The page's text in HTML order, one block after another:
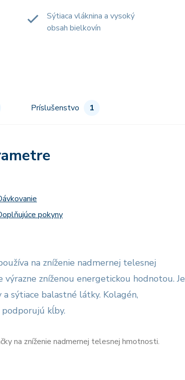
Sýtiaca vláknina a vysoký
obsah bielkovín
Príslušenstvo 1
pokyny
na zníženie nadmernej telesnej
zníženou energetickou hodnotou. Je
sýtiace balastné látky. Kolagén,
kĺby.
na zníženie nadmernej telesnej hmotnosti.